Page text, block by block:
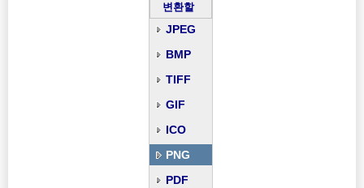
변환할
JPEG
BMP
TIFF
GIF
ICO
PNG
PDF